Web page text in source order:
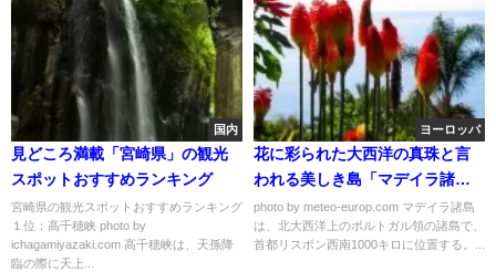
国内
見どころ満載「宮崎県」の観光
スポットおすすめランキング
宮崎県の観光スポットおすすめランキング
１位：高千穂峡 photo by
ichagamiyazaki.com 高千穂峡は、天孫降
臨の際に天上...
ヨーロッパ
花に彩られた大西洋の真珠と言
われる美しき島「マデイラ諸
島」
photo by meteo-europ.com マデイラ諸島
は、北大西洋上のポルトガル領の諸島で、
首都リスボン西南1000キロに位置する。...